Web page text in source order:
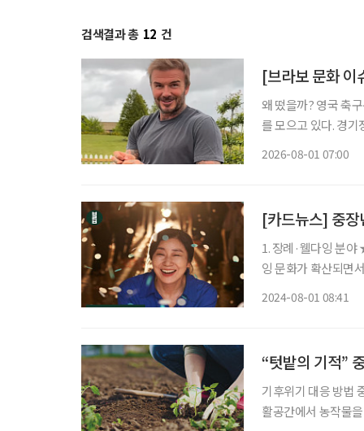
검색결과 총 12 건
[브라보 문화 이
왜 떴을까? 영국 축구선수 데이비드 베컴(51)이 최근 인스타그램을 통해 공개한 일상이 화제
를 모으고 있다. 경
2026-08-01 07:00
[카드뉴스] 중
1. 장례·웰다잉 분
잉 문화가 확산되면
2024-08-01 08:41
“텃밭의 기적”
기후위기 대응 방법
활공간에서 농작물